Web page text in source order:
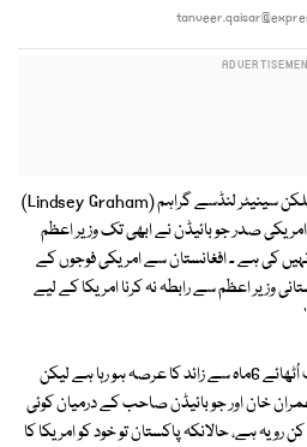
22جون 2021 کو سینئر امریکی ری پبلکن سینیٹر لنڈسے گراہم (Lindsey Graham)
صدر جو بائیڈن نے ابھی تک وزیر اعظم
کی ہے ۔ افغانستان سے امریکی فوجوں کے
وزیر اعظم سے رابطہ نہ کرنا امریکا کے لیے
جو بائیڈن کو امریکی صدارت کا حلف اُٹھائے 6ماہ سے زائد کا عرصہ ہو رہا ہے لیکن
خان اور جو بائیڈن صاحب کے درمیان کوئی
رویہ ہے، حالانکہ پاکستان تو خود کو امریکا کا